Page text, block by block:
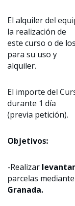
El alquiler del
la realización de
este curso o de
para su uso y
alquiler.
El importe del
durante 1 día
(previa petición).
Objetivos:
-Realizar
parcelas
Granada.